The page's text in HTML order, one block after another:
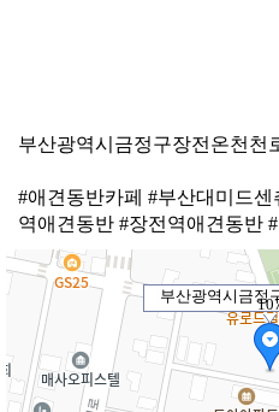
부산광역시금정구장전온천천
#애견동반카페 #부산대미드
역애견동반 #장전역애견동반
부산광역시금정